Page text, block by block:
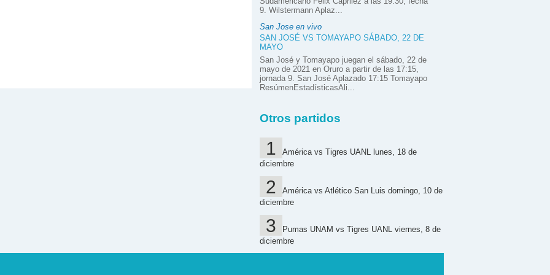
9. Wilstermann Aplaz...
San Jose en vivo
SAN JOSÉ VS TOMAYAPO SÁBADO, 22 DE
MAYO
San José y Tomayapo juegan el sábado, 22 de
mayo de 2021 en Oruro a partir de las 17:15,
jornada 9. San José Aplazado 17:15 Tomayapo
ResúmenEstadísticasAli...
Otros partidos
América vs Tigres UANL lunes, 18 de
diciembre
América vs Atlético San Luis domingo, 10 de
diciembre
Pumas UNAM vs Tigres UANL viernes, 8 de
diciembre